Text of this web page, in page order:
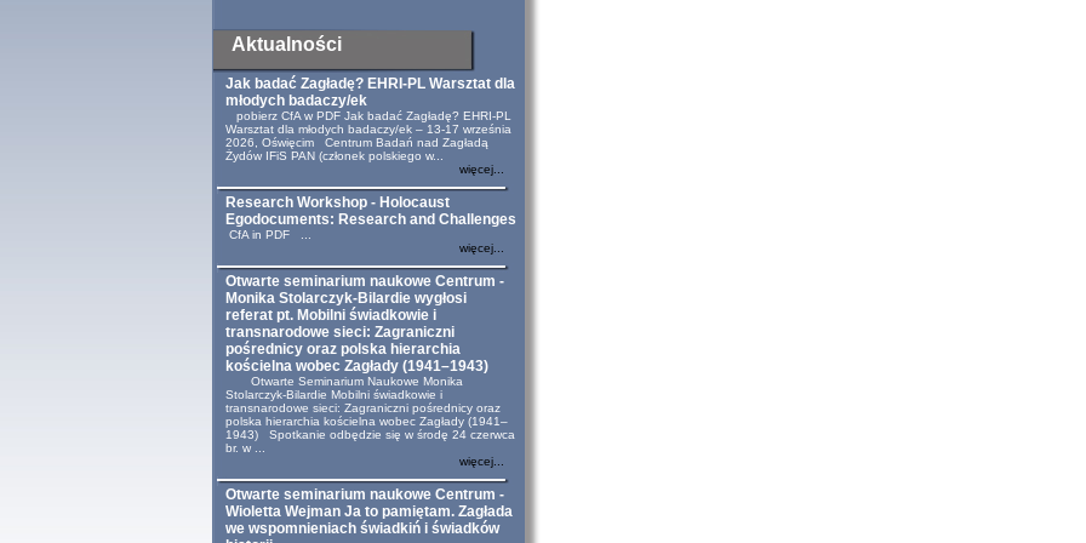
Aktualności
Jak badać Zagładę? EHRI-PL Warsztat dla
młodych badaczy/ek
pobierz CfA w PDF Jak badać Zagładę? EHRI-PL
Warsztat dla młodych badaczy/ek – 13-17 września
2026, Oświęcim Centrum Badań nad Zagładą
Żydów IFiS PAN (członek polskiego w...
więcej...
Research Workshop - Holocaust
Egodocuments: Research and Challenges
CfA in PDF ...
więcej...
Otwarte seminarium naukowe Centrum -
Monika Stolarczyk-Bilardie wygłosi
referat pt. Mobilni świadkowie i
transnarodowe sieci: Zagraniczni
pośrednicy oraz polska hierarchia
kościelna wobec Zagłady (1941–1943)
Otwarte Seminarium Naukowe Monika
Stolarczyk-Bilardie Mobilni świadkowie i
transnarodowe sieci: Zagraniczni pośrednicy oraz
polska hierarchia kościelna wobec Zagłady (1941–
1943) Spotkanie odbędzie się w środę 24 czerwca
br. w ...
więcej...
Otwarte seminarium naukowe Centrum -
Wioletta Wejman Ja to pamiętam. Zagłada
we wspomnieniach świadkiń i świadków